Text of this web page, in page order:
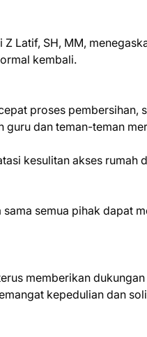
Z Latif, SH, MM,
kembali.
proses pembersihan,
guru dan teman-teman
kesulitan akses rumah
semua pihak dapat
memberikan
kepedulian dan